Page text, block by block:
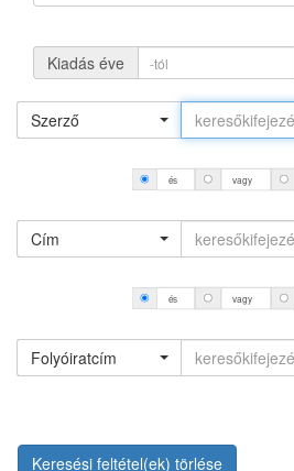
Kiadás éve
Szerző
és vagy
Cím
és vagy
Folyóiratcím
Keresési feltétel(ek) törlése